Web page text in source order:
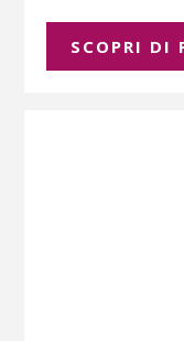
SCOPRI DI